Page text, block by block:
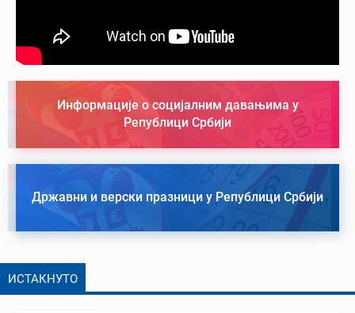
Информације о социјалним давањима у
Републици Србији
Државни и верски празници у Републици Србији
ИСТАКНУТО